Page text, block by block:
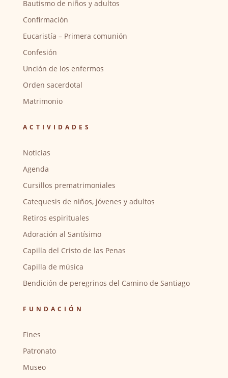
Bautismo de niños y adultos
Confirmación
Eucaristía – Primera comunión
Confesión
Unción de los enfermos
Orden sacerdotal
Matrimonio
ACTIVIDADES
Noticias
Agenda
Cursillos prematrimoniales
Catequesis de niños, jóvenes y adultos
Retiros espirituales
Adoración al Santísimo
Capilla del Cristo de las Penas
Capilla de música
Bendición de peregrinos del Camino de Santiago
FUNDACIÓN
Fines
Patronato
Museo